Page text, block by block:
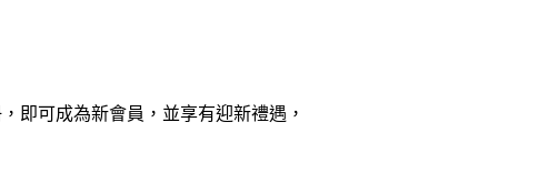
即可成為新會員，並享有迎新禮遇，